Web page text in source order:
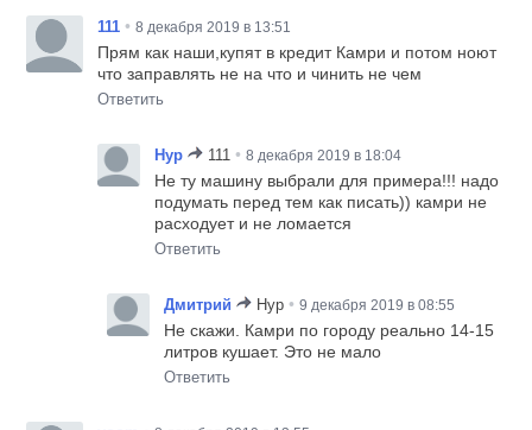
111 • 8 декабря 2019 в 13:51
Прям как наши,купят в кредит Камри и потом ноют
что заправлять не на что и чинить не чем
Ответить
Нур 111 • 8 декабря 2019 в 18:04
Не ту машину выбрали для примера!!! надо
подумать перед тем как писать)) камри не
расходует и не ломается
Ответить
Дмитрий Нур • 9 декабря 2019 в 08:55
Не скажи. Камри по городу реально 14-15
литров кушает. Это не мало
Ответить